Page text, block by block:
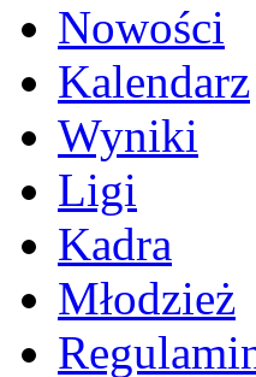
Nowości
Kalendarz
Wyniki
Ligi
Kadra
Młodzież